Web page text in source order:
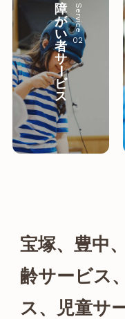
障
が
い
者
サ
ー
ビ
ス
Service
02
宝塚、豊中、
齢サービス、
ス、
児童サ